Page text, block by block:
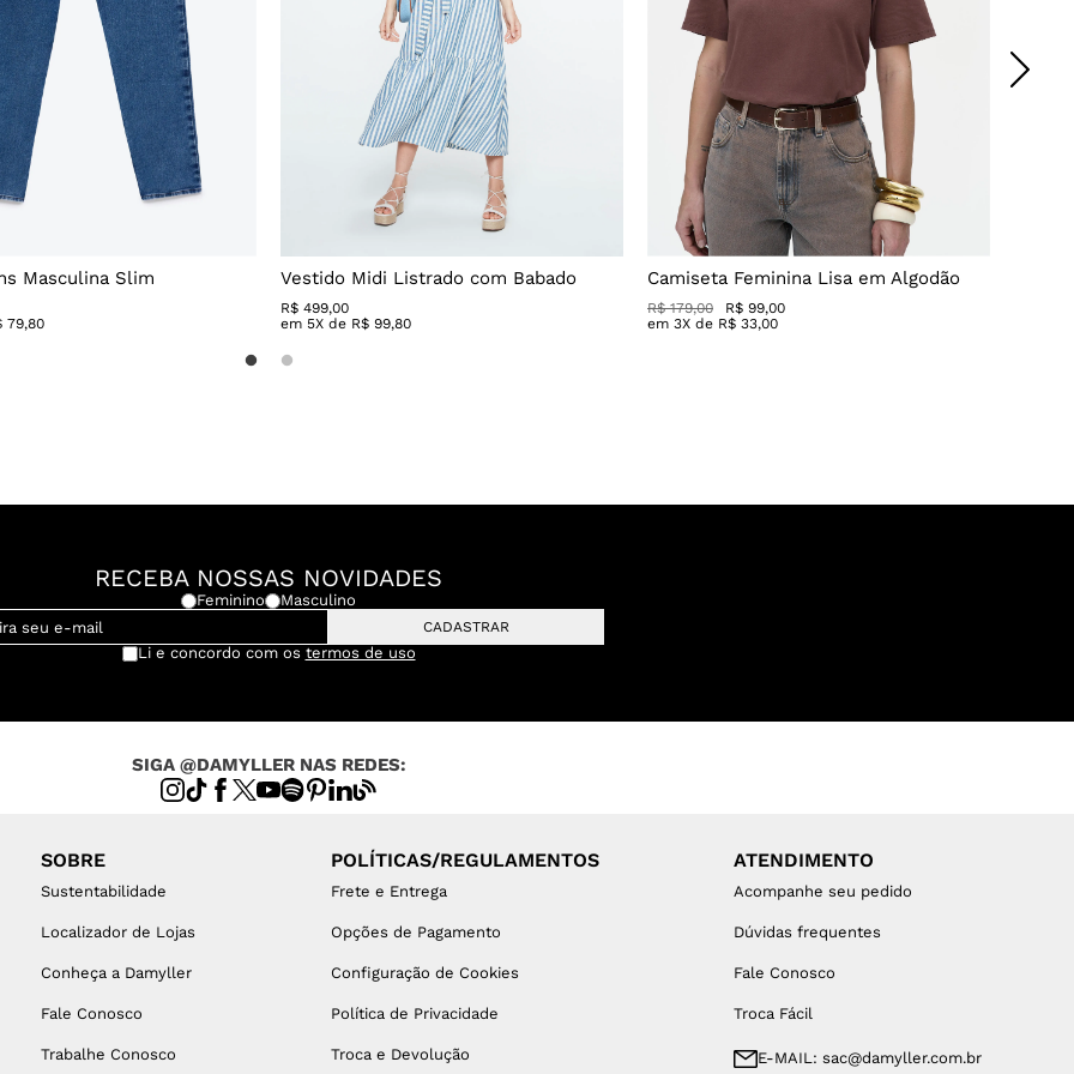
Masculina Slim
79,80
Vestido Midi Listrado com Babado
R$ 499,00
em 5X de R$ 99,80
Camiseta Feminina Lisa em Algodão
R$ 179,00
R$ 99,00
em 3X de R$ 33,00
RECEBA NOSSAS NOVIDADES
Feminino Masculino
CADASTRAR
Li e concordo com os termos de uso
SIGA @DAMYLLER NAS REDES:
SOBRE
Sustentabilidade
Localizador de Lojas
Conheça a Damyller
Fale Conosco
Trabalhe Conosco
POLÍTICAS/REGULAMENTOS
Frete e Entrega
Opções de Pagamento
Configuração de Cookies
Política de Privacidade
Troca e Devolução
ATENDIMENTO
Acompanhe seu pedido
Dúvidas frequentes
Fale Conosco
Troca Fácil
E-MAIL: sac@damyller.com.br